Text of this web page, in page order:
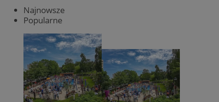
Najnowsze
Popularne